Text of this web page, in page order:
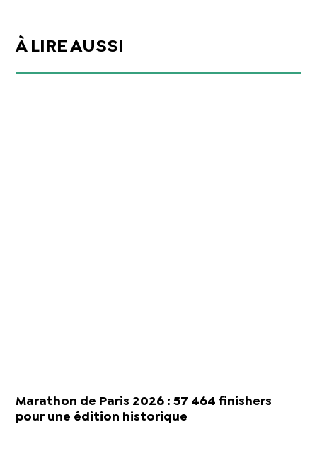
À LIRE AUSSI
Marathon de Paris 2026 : 57 464 finishers
pour une édition historique